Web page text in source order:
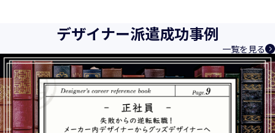
様、お取引先関係者の個人情報及び特定個人情報などを、人
材派遣サービス、人材紹介サービス、請負サービス、その
他、利用者の皆さまの「活躍の場の創造」と「就業の機会の
創出」に利用しています。また、従業者の情報及び特定個人
情報などを従業者管理に利用します。これらから当社にとっ
て個人情報及び特定個人情報の保護が重大な責務であると同
時に、個人情報などの保護を徹底することは企業の社会的責
務と認識しております。そこで、個人情報保護理念と自ら定
デザイナー派遣成功事例
一覧を見る